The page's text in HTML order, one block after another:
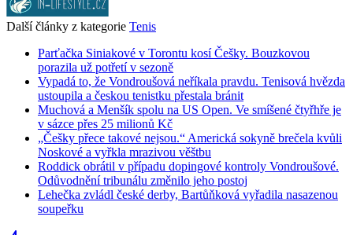
Další články z kategorie Tenis
Parťačka Siniakové v Torontu kosí Češky. Bouzkovou
porazila už potřetí v sezoně
Vypadá to, že Vondroušová neříkala pravdu. Tenisová hvězda
ustoupila a českou tenistku přestala bránit
Muchová a Menšík spolu na US Open. Ve smíšené čtyřhře je
v sázce přes 25 milionů Kč
„Češky přece takové nejsou.“ Americká sokyně brečela kvůli
Noskové a vyřkla mrazivou věštbu
Roddick obrátil v případu dopingové kontroly Vondroušové.
Odůvodnění tribunálu změnilo jeho postoj
Lehečka zvládl české derby, Bartůňková vyřadila nasazenou
soupeřku